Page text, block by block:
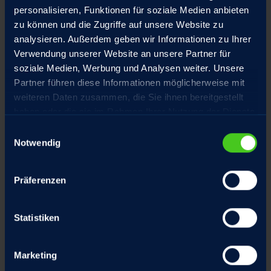
personalisieren, Funktionen für soziale Medien anbieten
zu können und die Zugriffe auf unsere Website zu
analysieren. Außerdem geben wir Informationen zu Ihrer
Verwendung unserer Website an unsere Partner für
soziale Medien, Werbung und Analysen weiter. Unsere
Partner führen diese Informationen möglicherweise mit
weiteren Daten zusammen, die Sie ihnen bereitgestellt
Notwendig
Präferenzen
Statistiken
Marketing
Hochpräzisions-Gewindetriebe aus
eigener Fertigung, spielarm geschliffen
Sonderausstattung